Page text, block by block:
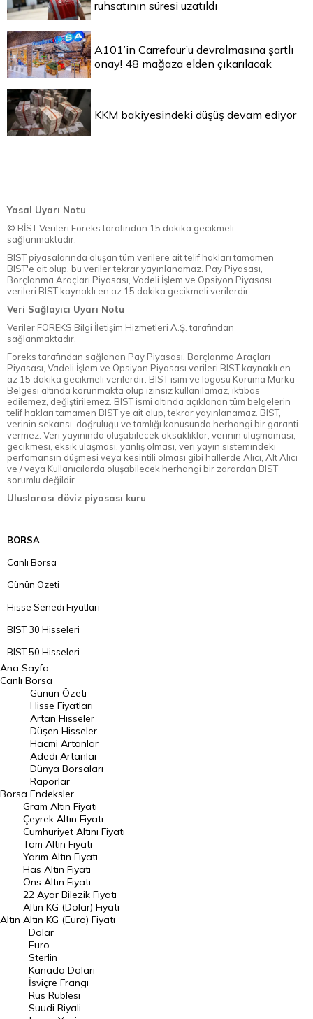
ruhsatının süresi uzatıldı
A101’in Carrefour’u devralmasına şartlı
onay! 48 mağaza elden çıkarılacak
KKM bakiyesindeki düşüş devam ediyor
Yasal Uyarı Notu
© BİST Verileri Foreks tarafından 15 dakika gecikmeli
sağlanmaktadır.
BIST piyasalarında oluşan tüm verilere ait telif hakları tamamen
BIST'e ait olup, bu veriler tekrar yayınlanamaz. Pay Piyasası,
Borçlanma Araçları Piyasası, Vadeli İşlem ve Opsiyon Piyasası
verileri BIST kaynaklı en az 15 dakika gecikmeli verilerdir.
Veri Sağlayıcı Uyarı Notu
Veriler FOREKS Bilgi İletişim Hizmetleri A.Ş. tarafından
sağlanmaktadır.
Foreks tarafından sağlanan Pay Piyasası, Borçlanma Araçları
Piyasası, Vadeli İşlem ve Opsiyon Piyasası verileri BIST kaynaklı en
az 15 dakika gecikmeli verilerdir. BIST isim ve logosu Koruma Marka
Belgesi altında korunmakta olup izinsiz kullanılamaz, iktibas
edilemez, değiştirilemez. BIST ismi altında açıklanan tüm belgelerin
telif hakları tamamen BIST'ye ait olup, tekrar yayınlanamaz. BIST,
verinin sekansı, doğruluğu ve tamlığı konusunda herhangi bir garanti
vermez. Veri yayınında oluşabilecek aksaklıklar, verinin ulaşmaması,
gecikmesi, eksik ulaşması, yanlış olması, veri yayın sistemindeki
perfomansın düşmesi veya kesintili olması gibi hallerde Alıcı, Alt Alıcı
ve / veya Kullanıcılarda oluşabilecek herhangi bir zarardan BIST
sorumlu değildir.
Uluslarası döviz piyasası kuru
BORSA
Canlı Borsa
Günün Özeti
Hisse Senedi Fiyatları
BIST 30 Hisseleri
BIST 50 Hisseleri
BIST 100 Hisseleri
En Çok Artan Hisseler
En Çok Düşen Hisseler
Hacmi Artanlar
Geçmiş Kapanışlar
Dünya Borsaları
Raporlar
Endeksler
DÖVİZ
Döviz Kuru
Dolar Kuru
Euro Kuru
Pound Kuru
Frank Kuru
Riyal Kuru
Ana Sayfa
Canlı Borsa
Borsa
Günün Özeti
Hisse Fiyatları
Artan Hisseler
Düşen Hisseler
Hacmi Artanlar
Adedi Artanlar
Dünya Borsaları
Raporlar
Endeksler
Altın
Gram Altın Fiyatı
Çeyrek Altın Fiyatı
Cumhuriyet Altını Fiyatı
Tam Altın Fiyatı
Yarım Altın Fiyatı
Has Altın Fiyatı
Ons Altın Fiyatı
22 Ayar Bilezik Fiyatı
Altın KG (Dolar) Fiyatı
Altın KG (Euro) Fiyatı
Dolar
Euro
Sterlin
Kanada Doları
İsviçre Frangı
Rus Rublesi
Suudi Riyali